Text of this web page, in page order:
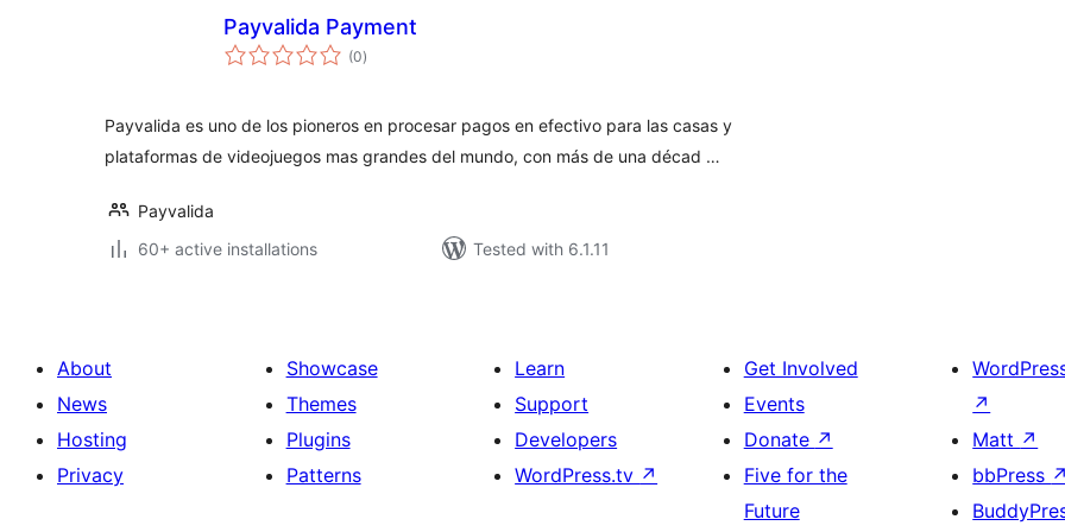
Payvalida Payment
(0total
ratings
)
Payvalida es uno de los pioneros en procesar pagos en efectivo para las casas y
plataformas de videojuegos mas grandes del mundo, con más de una décad …
Payvalida
60+ active installations
Tested with 6.1.11
About
News
Hosting
Privacy
Showcase
Themes
Plugins
Patterns
Learn
Support
Developers
WordPress.tv ↗
Get Involved
Events
Donate ↗
Five for the
Future
↗
Matt ↗
bbPress ↗